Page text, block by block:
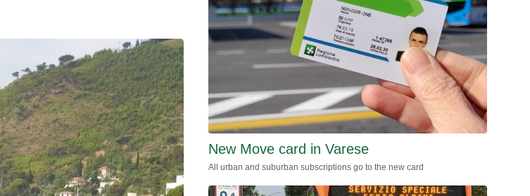
New Move card in Varese
All urban and suburban subscriptions go to the new card